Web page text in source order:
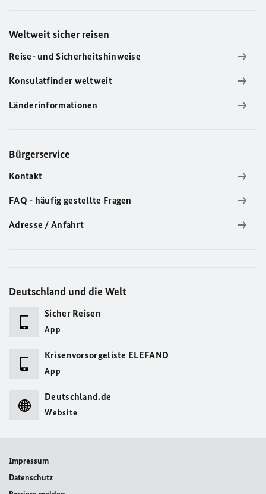
Weltweit sicher reisen
Reise- und Sicherheitshinweise
Konsulatfinder weltweit
Länderinformationen
Bürgerservice
Kontakt
FAQ - häufig gestellte Fragen
Adresse / Anfahrt
Deutschland und die Welt
Sicher Reisen
App
Krisenvorsorgeliste ELEFAND
App
Deutschland.de
Website
Impressum
Datenschutz